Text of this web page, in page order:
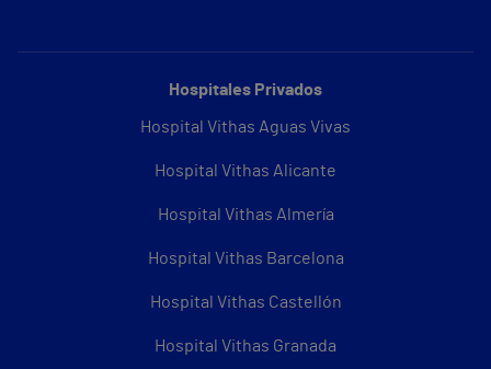
Hospitales Privados
Hospital Vithas Aguas Vivas
Hospital Vithas Alicante
Hospital Vithas Almería
Hospital Vithas Barcelona
Hospital Vithas Castellón
Hospital Vithas Granada